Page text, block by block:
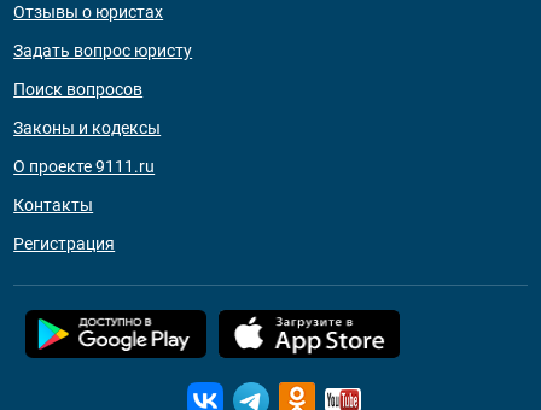
Отзывы о юристах
Задать вопрос юристу
Поиск вопросов
Законы и кодексы
О проекте 9111.ru
Контакты
Регистрация